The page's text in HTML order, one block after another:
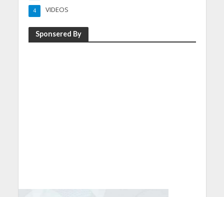
VIDEOS
4
Sponsered By